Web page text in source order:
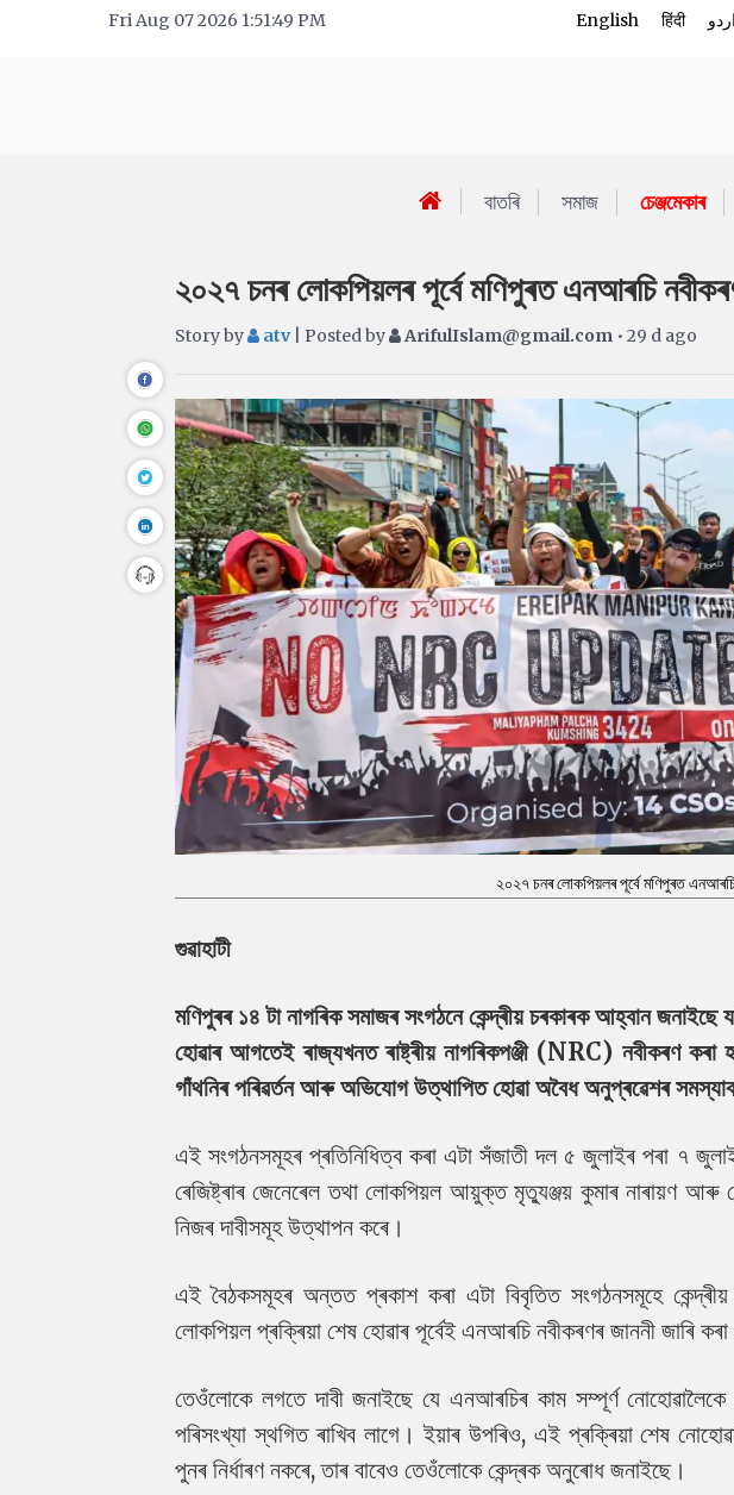
Fri Aug 07 2026 1:51:49 PM English हिंदी اردو
বাতৰি সমাজ চেঞ্জমেকাৰ
২০২৭ চনৰ লোকপিয়লৰ পূৰ্বে মণিপুৰত এনআৰচি
Story by atv| Posted by ArifulIslam@gmail.com • 29 d ago
২০২৭ চনৰ লোকপিয়লৰ পূৰ্বে মণিপুৰত এনআৰচি
গুৱাহাটী
মণিপুৰৰ ১৪ টা নাগৰিক সমাজৰ সংগঠনে কেন্দ্ৰীয় চৰকাৰক আহ্বান
হোৱাৰ আগতেই ৰাজ্যখনত ৰাষ্ট্ৰীয় নাগৰিকপঞ্জী (NRC) নবীকৰণ
গাঁথনিৰ পৰিৱৰ্তন আৰু অভিযোগ উত্থাপিত হোৱা অবৈধ অনুপ্ৰৱেশৰ
এই সংগঠনসমূহৰ প্ৰতিনিধিত্ব কৰা এটা সঁজাতী দল ৫ জুলাইৰ পৰা ৭
ৰেজিষ্ট্ৰাৰ জেনেৰেল তথা লোকপিয়ল আয়ুক্ত মৃত্যুঞ্জয় কুমাৰ নাৰায়ণ আৰু
নিজৰ দাবীসমূহ উত্থাপন কৰে।
এই বৈঠকসমূহৰ অন্তত প্ৰকাশ কৰা এটা বিবৃতিত সংগঠনসমূহে
লোকপিয়ল প্ৰক্ৰিয়া শেষ হোৱাৰ পূৰ্বেই এনআৰচি নবীকৰণৰ জাননী জাৰি
তেওঁলোকে লগতে দাবী জনাইছে যে এনআৰচিৰ কাম সম্পূৰ্ণ
পৰিসংখ্যা স্থগিত ৰাখিব লাগে। ইয়াৰ উপৰিও, এই প্ৰক্ৰিয়া শেষ
পুনৰ নিৰ্ধাৰণ নকৰে, তাৰ বাবেও তেওঁলোকে কেন্দ্ৰক অনুৰোধ জনাইছে।